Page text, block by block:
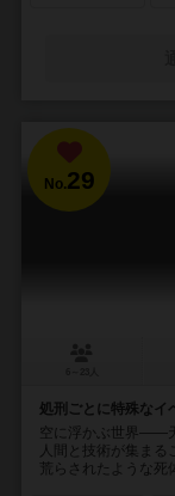
No.29
処刑ごとに特殊なイ
空に浮かぶ世界――
人間と技術が集ま
荒らされたような